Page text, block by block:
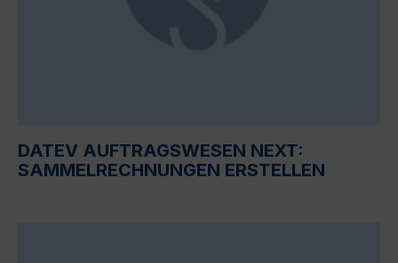
DATEV AUFTRAGSWESEN NEXT:
SAMMELRECHNUNGEN ERSTELLEN